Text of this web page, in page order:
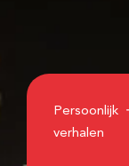
Persoonlijk
verhalen